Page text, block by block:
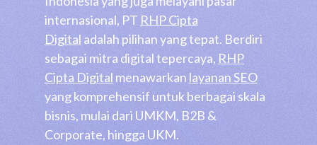
internasional, PT RHP Cipta
Digital adalah pilihan yang tepat. Berdiri
sebagai mitra digital tepercaya, RHP
Cipta Digital menawarkan layanan SEO
yang komprehensif untuk berbagai skala
bisnis, mulai dari UMKM, B2B &
Corporate, hingga UKM.